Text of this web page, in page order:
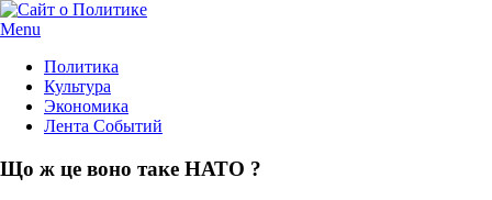
Menu
Политика
Культура
Экономика
Лента Событий
Що ж це воно таке НАТО ?